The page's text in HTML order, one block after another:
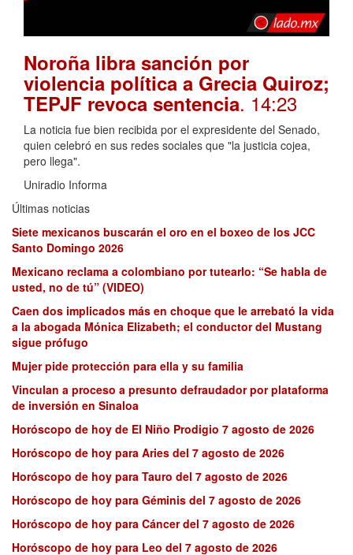
Noroña libra sanción por
violencia política a Grecia Quiroz;
TEPJF revoca sentencia. 14:23
La noticia fue bien recibida por el expresidente del Senado,
quien celebró en sus redes sociales que "la justicia cojea,
pero llega".
Uniradio Informa
Últimas noticias
Siete mexicanos buscarán el oro en el boxeo de los JCC
Santo Domingo 2026
Mexicano reclama a colombiano por tutearlo: “Se habla de
usted, no de tú” (VIDEO)
Caen dos implicados más en choque que le arrebató la vida
a la abogada Mónica Elizabeth; el conductor del Mustang
sigue prófugo
Mujer pide protección para ella y su familia
Vinculan a proceso a presunto defraudador por plataforma
de inversión en Sinaloa
Horóscopo de hoy de El Niño Prodigio 7 agosto de 2026
Horóscopo de hoy para Aries del 7 agosto de 2026
Horóscopo de hoy para Tauro del 7 agosto de 2026
Horóscopo de hoy para Géminis del 7 agosto de 2026
Horóscopo de hoy para Cáncer del 7 agosto de 2026
Horóscopo de hoy para Leo del 7 agosto de 2026